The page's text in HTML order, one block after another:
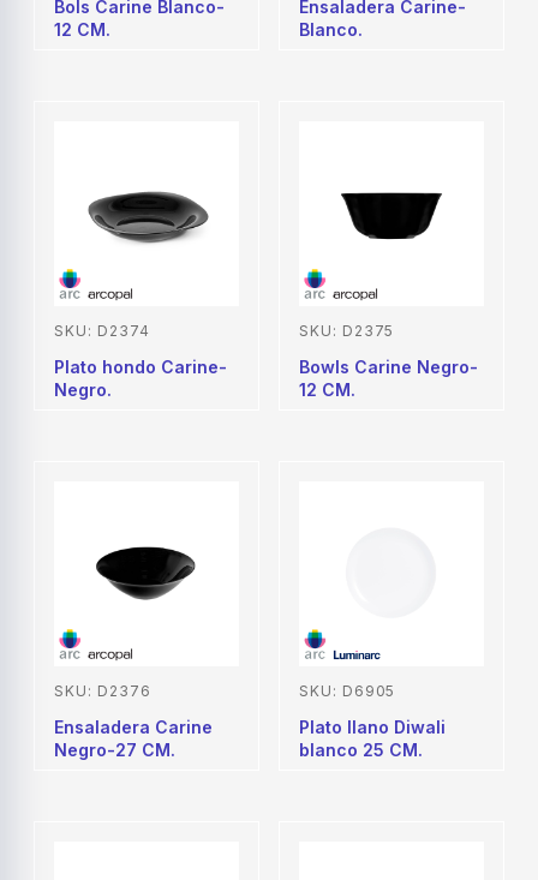
Bols Carine Blanco-
12 CM.
Ensaladera Carine-
Blanco.
SKU: D2374
Plato hondo Carine-
Negro.
SKU: D2375
Bowls Carine Negro-
12 CM.
SKU: D2376
Ensaladera Carine
Negro-27 CM.
SKU: D6905
Plato llano Diwali
blanco 25 CM.